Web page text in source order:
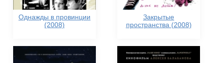
Однажды в провинции
(2008)
Закрытые
пространства (2008)